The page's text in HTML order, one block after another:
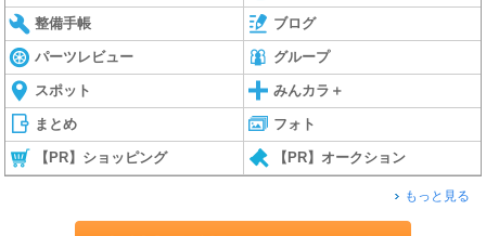
整備手帳 ブログ
パーツレビュー グループ
スポット みんカラ＋
まとめ フォト
【PR】ショッピング 【PR】オークション
もっと見る